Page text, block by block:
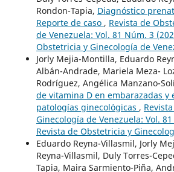
Rondon-Tapia, Diagnóstico
Reporte de caso , Revista de
de Venezuela: Vol. 81 Núm. 3
Obstetricia y Ginecología de
Jorly Mejia-Montilla, Eduardo
Albán-Andrade, Mariela Meza-
Rodríguez, Angélica Manzano-
de vitamina D en embarazadas y
patologías ginecológicas ,
Ginecología de Venezuela: Vol.
Revista de Obstetricia y
Eduardo Reyna-Villasmil, Jorly
Reyna-Villasmil, Duly Torres-
Tapia, Maira Sarmiento-Piña,